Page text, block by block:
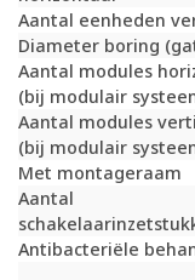
Aantal eenheden
Diameter boring
Aantal modules
(bij modulair
Aantal modules
(bij modulair
Met montageraam
Aantal
Antibacteriële